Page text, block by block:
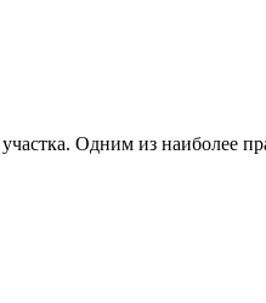
Одним из наиболее